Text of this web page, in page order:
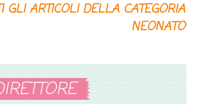
GLI ARTICOLI DELLA CATEGORIA
NEONATO